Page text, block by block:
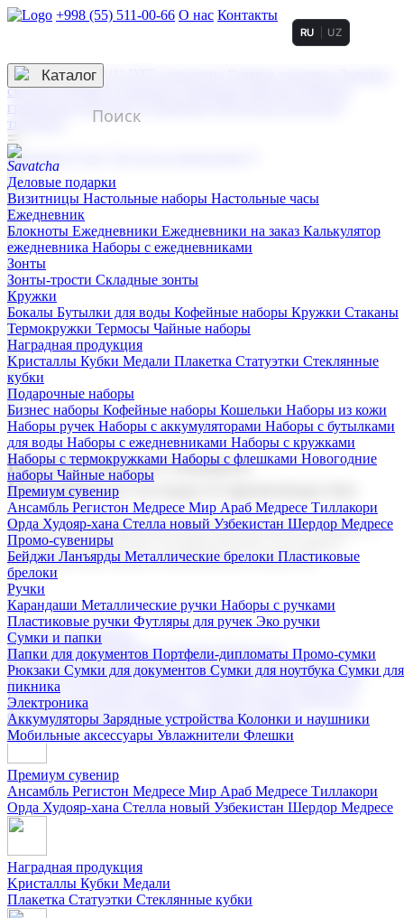
+998 (55) 511-00-66 О нас Контакты
3D гравировка
смолой (Doming)
гравировка твердая
тиснение
RU UZ
☰
Контакты
Каталог
Деловые подарки
Визитницы Настольные наборы Настольные часы
Ежедневник
Блокноты Ежедневники Ежедневники на заказ Калькулятор
ежедневника Наборы с ежедневниками
Зонты
Зонты-трости Складные зонты
Кружки
Бокалы Бутылки для воды Кофейные наборы Кружки Стаканы
Термокружки Термосы Чайные наборы
Наградная продукция
Kристаллы Кубки Медали Плакетка Статуэтки Стеклянные
кубки
Подарочные наборы
Бизнес наборы Кофейные наборы Кошельки Наборы из кожи
Наборы ручек Наборы с аккумуляторами Наборы с бутылками
для воды Наборы с ежедневниками Наборы с кружками
Наборы с термокружками Наборы с флешками Новогодние
наборы Чайные наборы
Премиум сувенир
Ансамбль Регистон Медресе Мир Араб Медресе Тиллакори
Орда Худояр-хана Стелла новый Узбекистан Шердор Медресе
Промо-сувениры
Бейджи Ланъярды Металлические брелоки Пластиковые
брелоки
Ручки
Карандаши Металлические ручки Наборы с ручками
Пластиковые ручки Футляры для ручек Эко ручки
Сумки и папки
Папки для документов Портфели-дипломаты Промо-сумки
Рюкзаки Сумки для документов Сумки для ноутбука Сумки для
пикника
Электроника
Аккумуляторы Зарядные устройства Колонки и наушники
Мобильные аксессуары Увлажнители Флешки
Корпоративные подарки
Поставка со склада и производство
Мы предлагаем широкий выбор корпоративных подарков и
сувениров с логотипом. В нашем каталоге вы найдете
продукцию для бизнеса, мероприятия и клиентов.
Подарочные наборы
Бизнес наборыКофейные наборы Кошельки
Наборы из кожиНаборы ручекНаборы с аккумуляторами
Наборы с бутылками для воды
Наборы с ежедневниками
Наборы с кружками
флешкамиНовогодние наборыЧайные наборы
Премиум сувенир
Ансамбль Регистон Медресе Мир Араб Медресе Тиллакори
Орда Худояр-хана Стелла новый Узбекистан Шердор Медресе
Наградная продукция
Kристаллы Кубки Медали
Плакетка Статуэтки Стеклянные кубки